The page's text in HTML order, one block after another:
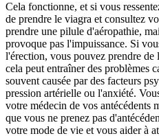
Cela fonctionne, et si vous
de prendre le viagra et consultez
prendre une pilule d'aéropathie,
provoque pas l'impuissance. Si
l'érection, vous pouvez prendre
cela peut entraîner des problèmes
souvent causée par des facteurs
pression artérielle ou l'anxiété.
votre médecin de vos antécédents
que vous ne prenez pas
votre mode de vie et vous aider à